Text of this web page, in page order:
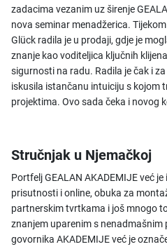
zadacima vezanim uz širenje
nova seminar menadžerica.
Glück radila je u prodaji, gdje je
znanje kao voditeljica ključnih
sigurnosti na radu. Radila je čak i
iskusila istančanu intuiciju s kojom
projektima. Ovo sada čeka i novog
Stručnjak u Njemačkoj
Portfelj GEALAN AKADEMIJE već
prisutnosti i online, obuka za
partnerskim tvrtkama i još mnogo
znanjem uparenim s
govornika AKADEMIJE već je